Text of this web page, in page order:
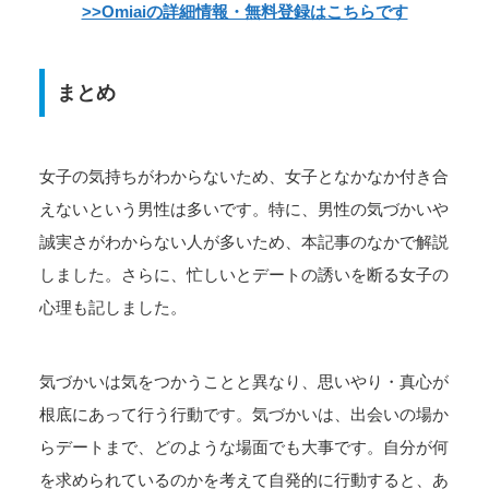
>>Omiaiの詳細情報・無料登録はこちらです
まとめ
女子の気持ちがわからないため、女子となかなか付き合
えないという男性は多いです。特に、男性の気づかいや
誠実さがわからない人が多いため、本記事のなかで解説
しました。さらに、忙しいとデートの誘いを断る女子の
心理も記しました。
気づかいは気をつかうことと異なり、思いやり・真心が
根底にあって行う行動です。気づかいは、出会いの場か
らデートまで、どのような場面でも大事です。自分が何
を求められているのかを考えて自発的に行動すると、あ